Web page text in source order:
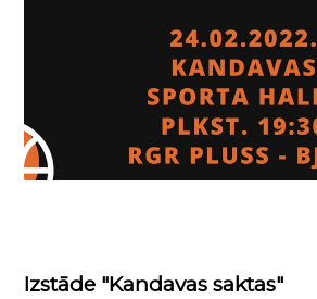
Izstāde "Kandavas saktas"